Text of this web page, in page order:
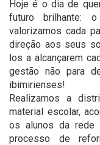
Hoje é o dia de
futuro brilhante:
valorizamos cada
direção aos seus
los a alcançarem
gestão não para
ibimirienses!
Realizamos a
material escolar,
os alunos da rede
processo de